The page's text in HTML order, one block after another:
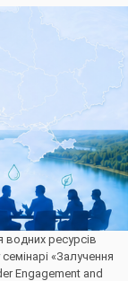
водних ресурсів
«Залучення
Engagement and